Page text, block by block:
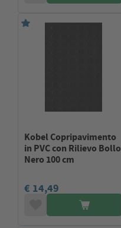
Kobel Copripavimento
in PVC con Rilievo Bollo
Nero 100 cm
€ 14,49